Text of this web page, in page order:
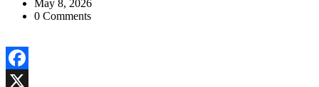
May 8, 2026
0 Comments
Facebook